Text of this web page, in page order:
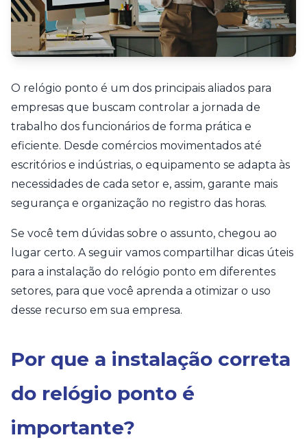
O relógio ponto é um dos principais aliados para
empresas que buscam controlar a jornada de
trabalho dos funcionários de forma prática e
eficiente. Desde comércios movimentados até
escritórios e indústrias, o equipamento se adapta às
necessidades de cada setor e, assim, garante mais
segurança e organização no registro das horas.
Se você tem dúvidas sobre o assunto, chegou ao
lugar certo. A seguir vamos compartilhar dicas úteis
para a instalação do relógio ponto em diferentes
setores, para que você aprenda a otimizar o uso
desse recurso em sua empresa.
Por que a instalação correta
do relógio ponto é
importante?